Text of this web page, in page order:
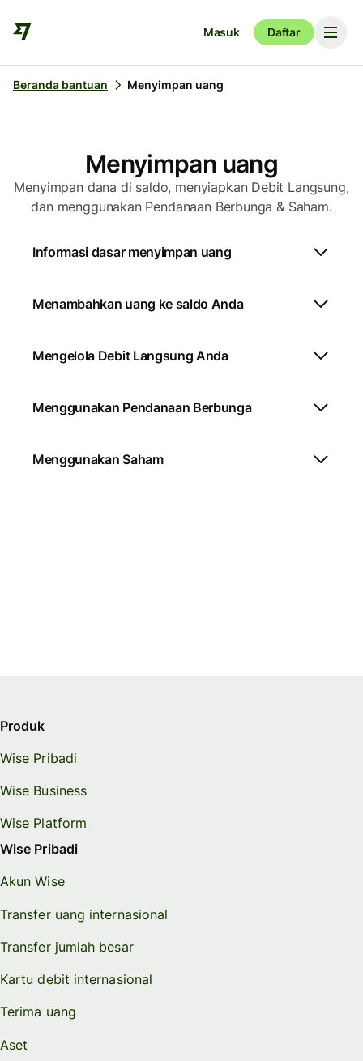
Masuk Daftar
Beranda bantuan Menyimpan uang
Menyimpan uang
Menyimpan dana di saldo, menyiapkan Debit Langsung,
dan menggunakan Pendanaan Berbunga & Saham.
Informasi dasar menyimpan uang
Menambahkan uang ke saldo Anda
Mengelola Debit Langsung Anda
Menggunakan Pendanaan Berbunga
Menggunakan Saham
Produk
Wise Pribadi
Wise Business
Wise Platform
Wise Pribadi
Akun Wise
Transfer uang internasional
Transfer jumlah besar
Kartu debit internasional
Terima uang
Aset